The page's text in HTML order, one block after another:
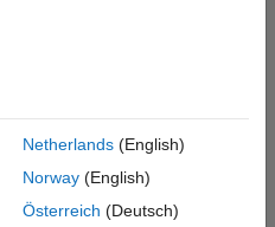
Netherlands(English)
Norway(English)
Österreich (Deutsch)